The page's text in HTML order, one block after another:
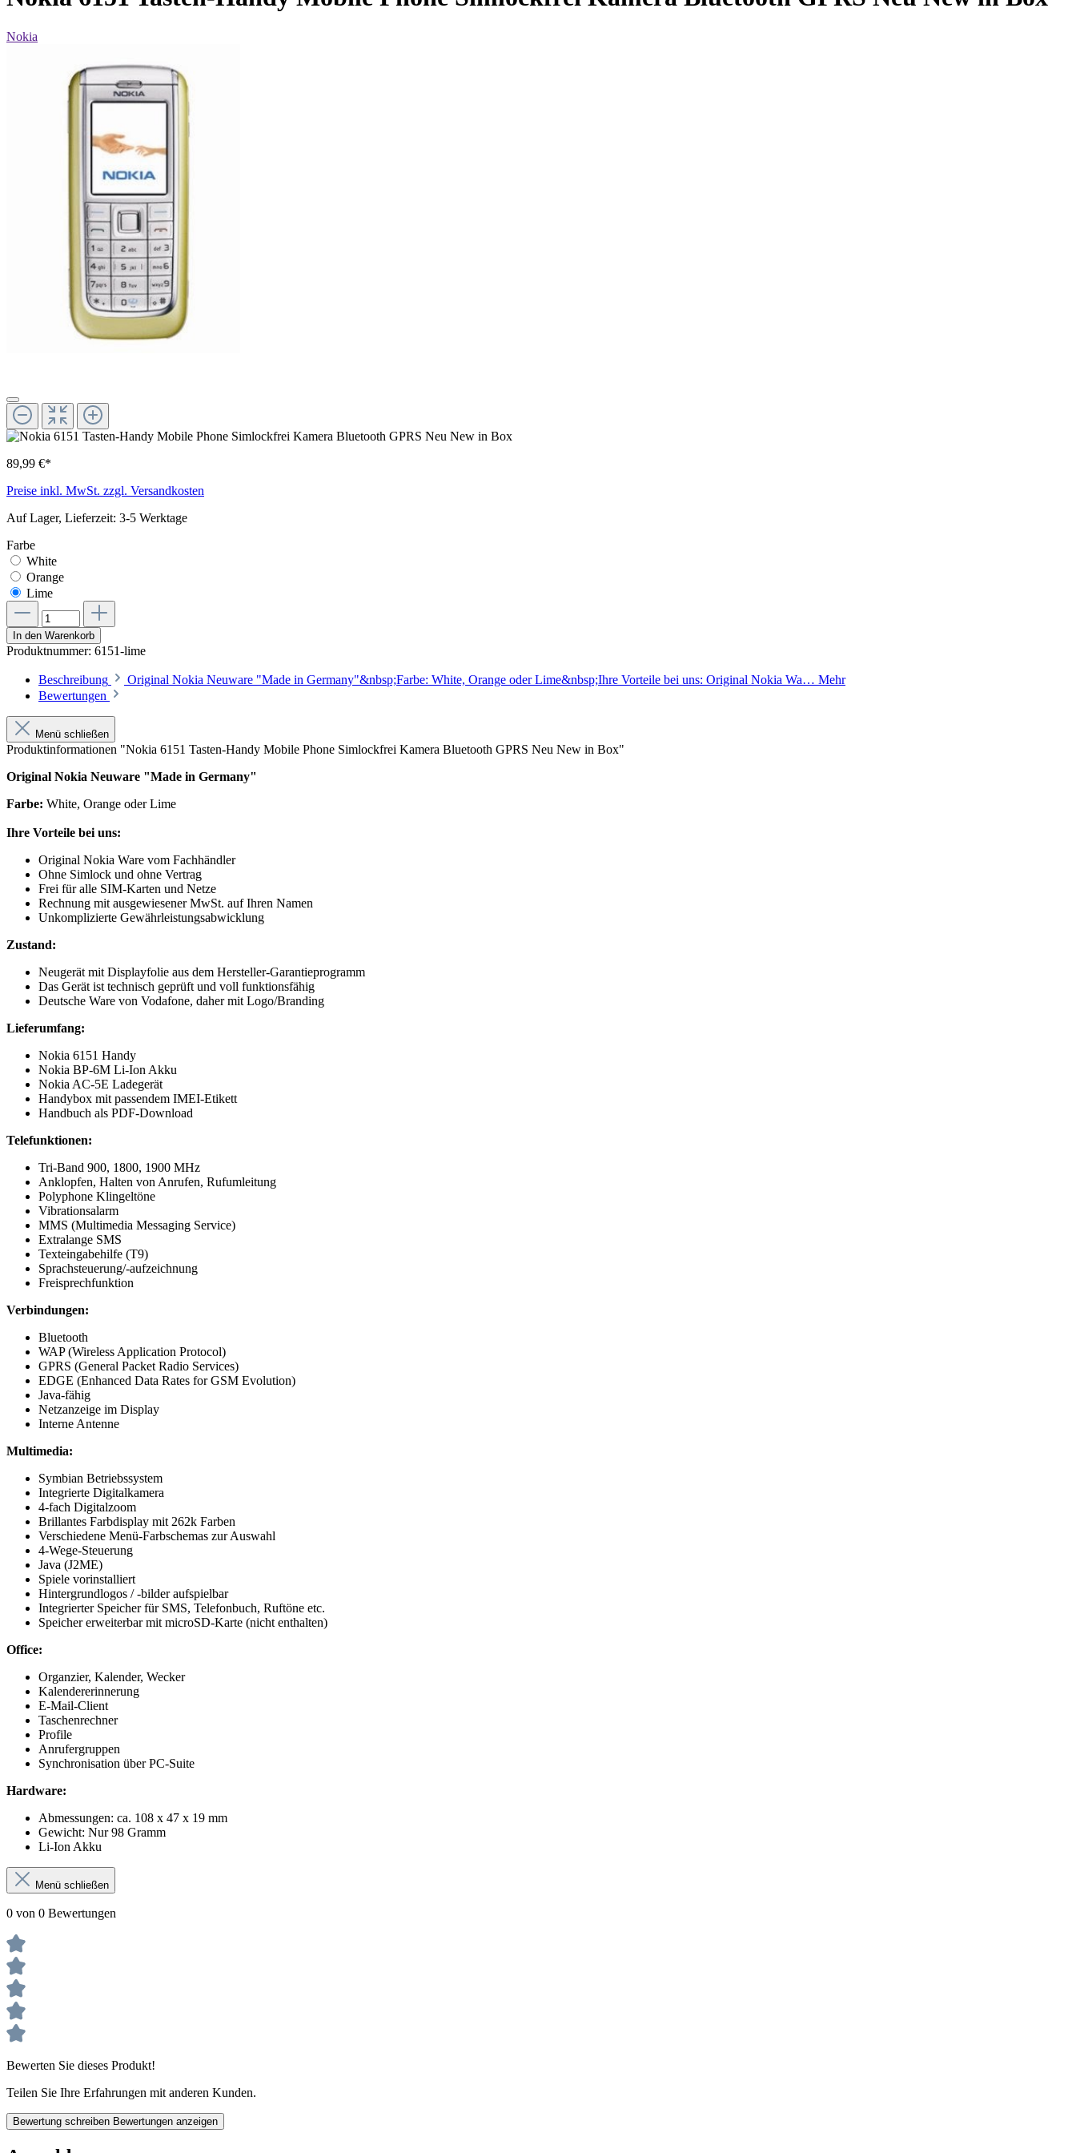
Nokia
89,99 €*
Preise inkl. MwSt. zzgl. Versandkosten
Auf Lager, Lieferzeit: 3-5 Werktage
Farbe
White
Orange
Lime
In den Warenkorb
Produktnummer: 6151-lime
Beschreibung Original Nokia Neuware "Made in Germany"&nbsp;Farbe: White, Orange oder Lime&nbsp;Ihre Vorteile bei uns: Original Nokia Wa… Mehr
Bewertungen
Menü schließen
Produktinformationen "Nokia 6151 Tasten-Handy Mobile Phone Simlockfrei Kamera Bluetooth GPRS Neu New in Box"
Original Nokia Neuware "Made in Germany"
Farbe: White, Orange oder Lime
Ihre Vorteile bei uns:
Original Nokia Ware vom Fachhändler
Ohne Simlock und ohne Vertrag
Frei für alle SIM-Karten und Netze
Rechnung mit ausgewiesener MwSt. auf Ihren Namen
Unkomplizierte Gewährleistungsabwicklung
Zustand:
Neugerät mit Displayfolie aus dem Hersteller-Garantieprogramm
Das Gerät ist technisch geprüft und voll funktionsfähig
Deutsche Ware von Vodafone, daher mit Logo/Branding
Lieferumfang:
Nokia 6151 Handy
Nokia BP-6M Li-Ion Akku
Nokia AC-5E Ladegerät
Handybox mit passendem IMEI-Etikett
Handbuch als PDF-Download
Telefunktionen:
Tri-Band 900, 1800, 1900 MHz
Anklopfen, Halten von Anrufen, Rufumleitung
Polyphone Klingeltöne
Vibrationsalarm
MMS (Multimedia Messaging Service)
Extralange SMS
Texteingabehilfe (T9)
Sprachsteuerung/-aufzeichnung
Freisprechfunktion
Verbindungen:
Bluetooth
WAP (Wireless Application Protocol)
GPRS (General Packet Radio Services)
EDGE (Enhanced Data Rates for GSM Evolution)
Java-fähig
Netzanzeige im Display
Interne Antenne
Multimedia:
Symbian Betriebssystem
Integrierte Digitalkamera
4-fach Digitalzoom
Brillantes Farbdisplay mit 262k Farben
Verschiedene Menü-Farbschemas zur Auswahl
4-Wege-Steuerung
Java (J2ME)
Spiele vorinstalliert
Hintergrundlogos / -bilder aufspielbar
Integrierter Speicher für SMS, Telefonbuch, Ruftöne etc.
Speicher erweiterbar mit microSD-Karte (nicht enthalten)
Office:
Organzier, Kalender, Wecker
Kalendererinnerung
E-Mail-Client
Taschenrechner
Profile
Anrufergruppen
Synchronisation über PC-Suite
Hardware:
Abmessungen: ca. 108 x 47 x 19 mm
Gewicht: Nur 98 Gramm
Li-Ion Akku
Menü schließen
0 von 0 Bewertungen
Bewerten Sie dieses Produkt!
Teilen Sie Ihre Erfahrungen mit anderen Kunden.
Bewertung schreiben Bewertungen anzeigen